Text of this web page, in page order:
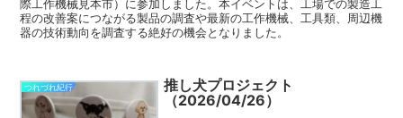
際工作機械見本市）に参加しました。本イベントは、工場での製造工
程の改善案につながる製品の調査や最新の工作機械、工具類、周辺機
器の技術動向を調査する絶好の機会となりました。
つれづれ紀行
推し犬プロジェクト
（2026/04/26）